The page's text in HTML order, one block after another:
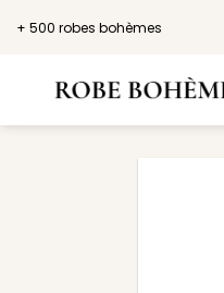
+ 500 robes bohèmes